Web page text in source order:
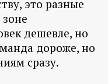
это разные
дешевле, но
дороже, но
сразу.